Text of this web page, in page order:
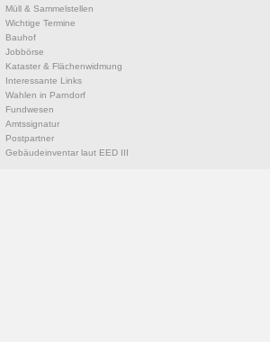
Müll & Sammelstellen
Wichtige Termine
Bauhof
Jobbörse
Kataster & Flächenwidmung
Interessante Links
Wahlen in Parndorf
Fundwesen
Amtssignatur
Postpartner
Gebäudeinventar laut EED III